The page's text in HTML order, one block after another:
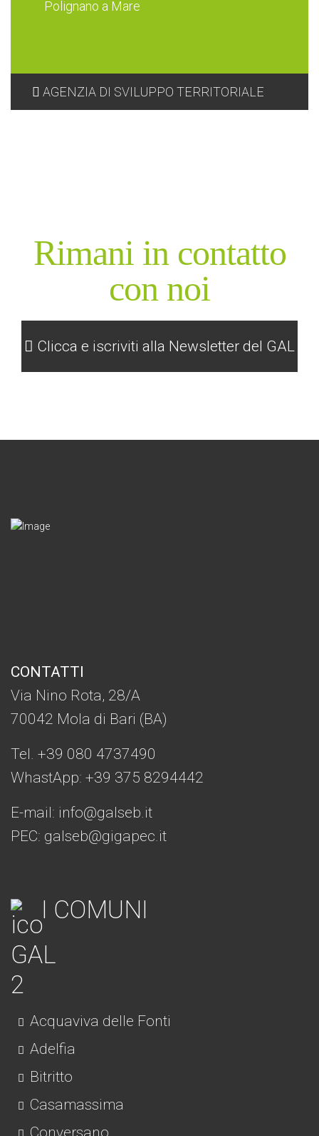
Polignano a Mare
AGENZIA DI SVILUPPO TERRITORIALE
Rimani in contatto
con noi
Clicca e iscriviti alla Newsletter del GAL
CONTATTI
Via Nino Rota, 28/A
70042 Mola di Bari (BA)
Tel. +39 080 4737490
WhastApp: +39 375 8294442
E-mail: info@galseb.it
PEC: galseb@gigapec.it
I COMUNI
Acquaviva delle Fonti
Adelfia
Bitritto
Casamassima
Conversano